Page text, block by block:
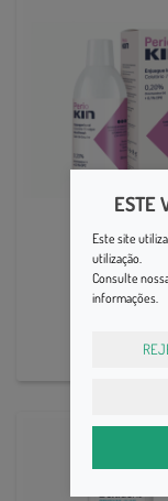
Perio Kin Colut 250 Ml
11,95€
ESTE
Este site
utilização.
Consulte
informações.